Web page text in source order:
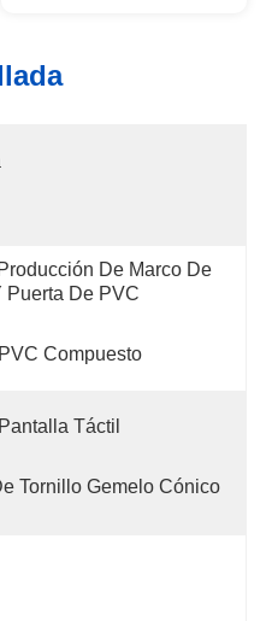
De Marco De
Puerta De PVC
Compuesto
Táctil
Tornillo Gemelo Cónico